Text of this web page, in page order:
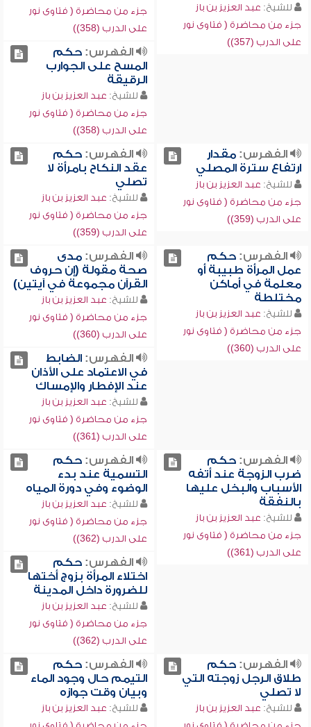
للشيخ: عبد العزيز بن باز
جزء من محاضرة ( فتاوى نور
على الدرب (357))
جزء من محاضرة ( فتاوى نور
على الدرب (358))
الفهرس:حكم
المسح على الجوارب
الرقيقة
للشيخ: عبد العزيز بن باز
جزء من محاضرة ( فتاوى نور
على الدرب (358))
الفهرس:مقدار
ارتفاع سترة المصلي
للشيخ: عبد العزيز بن باز
جزء من محاضرة ( فتاوى نور
على الدرب (359))
الفهرس:حكم
عقد النكاح بامرأة لا
تصلي
للشيخ: عبد العزيز بن باز
جزء من محاضرة ( فتاوى نور
على الدرب (359))
الفهرس:حكم
عمل المرأة طبيبة أو
معلمة في أماكن
مختلطة
للشيخ: عبد العزيز بن باز
جزء من محاضرة ( فتاوى نور
على الدرب (360))
الفهرس:مدى
صحة مقولة (إن حروف
القرآن مجموعة في آيتين)
للشيخ: عبد العزيز بن باز
جزء من محاضرة ( فتاوى نور
على الدرب (360))
الفهرس:الضابط
في الاعتماد على الأذان
عند الإفطار والإمساك
للشيخ: عبد العزيز بن باز
جزء من محاضرة ( فتاوى نور
على الدرب (361))
الفهرس:حكم
ضرب الزوجة عند أتفه
الأسباب والبخل عليها
بالنفقة
للشيخ: عبد العزيز بن باز
جزء من محاضرة ( فتاوى نور
على الدرب (361))
الفهرس:حكم
التسمية عند بدء
الوضوء وفي دورة المياه
للشيخ: عبد العزيز بن باز
جزء من محاضرة ( فتاوى نور
على الدرب (362))
الفهرس:حكم
اختلاء المرأة بزوج أختها
للضرورة داخل المدينة
للشيخ: عبد العزيز بن باز
جزء من محاضرة ( فتاوى نور
على الدرب (362))
الفهرس:حكم
طلاق الرجل زوجته التي
لا تصلي
للشيخ: عبد العزيز بن باز
الفهرس:حكم
التيمم حال وجود الماء
وبيان وقت جوازه
للشيخ: عبد العزيز بن باز